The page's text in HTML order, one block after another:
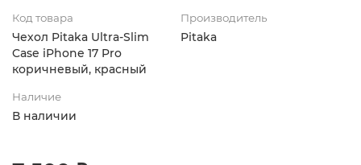
Код товара
Чехол Pitaka Ultra-Slim
Case iPhone 17 Pro
коричневый, красный
Производитель
Pitaka
Наличие
В наличии